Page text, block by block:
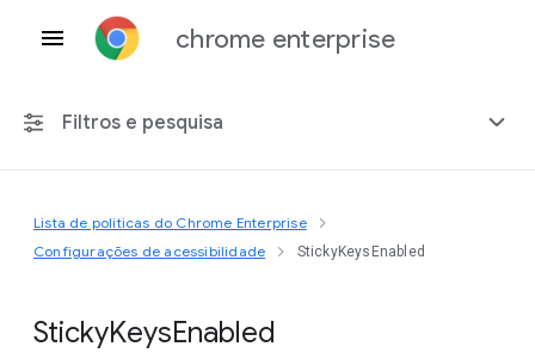
chrome enterprise
Filtros e pesquisa
Qualquer plataforma
Lista de políticas do Chrome Enterprise
Configurações de acessibilidade
StickyKeysEnabled
StickyKeysEnabled